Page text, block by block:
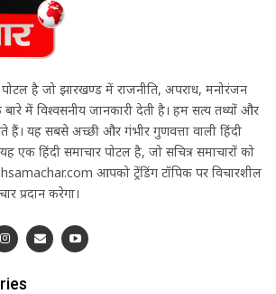
है जो झारखण्ड में राजनीति, अपराध, मनोरंजन
में विश्वसनीय जानकारी देती है। हम सत्य तथ्यों और
हैं। यह सबसे अच्छी और गंभीर गुणवत्ता वाली हिंदी
एक हिंदी समाचार पोर्टल है, जो सचित्र समाचारों को
आपको ट्रेंडिंग टॉपिक पर विचारशील
प्रदान करेगा।